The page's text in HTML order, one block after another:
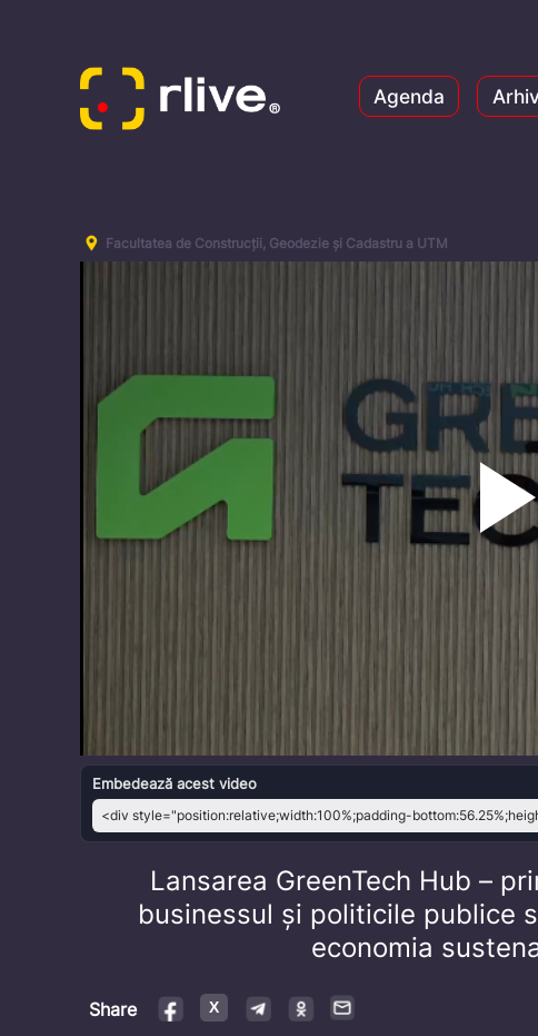
Agenda
Facultatea de Construcții, Geodezie și Cadastru a UTM
Embedează acest video
Lansarea GreenTech Hub –
businessul și politicile publice
economia
Share